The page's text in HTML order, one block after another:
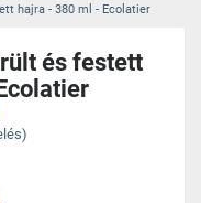
hajra - 380 ml - Ecolatier
és festett